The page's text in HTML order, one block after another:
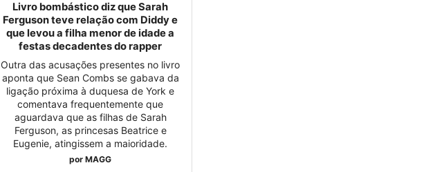
Livro bombástico diz que Sarah
Ferguson teve relação com Diddy e
que levou a filha menor de idade a
festas decadentes do rapper
Outra das acusações presentes no livro
aponta que Sean Combs se gabava da
ligação próxima à duquesa de York e
comentava frequentemente que
aguardava que as filhas de Sarah
Ferguson, as princesas Beatrice e
Eugenie, atingissem a maioridade.
por MAGG